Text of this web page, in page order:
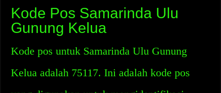
Kode Pos Samarinda Ulu
Gunung Kelua
Kode pos untuk Samarinda Ulu Gunung
Kelua adalah 75117. Ini adalah kode pos